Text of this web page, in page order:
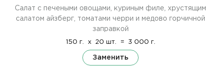
Салат с печеными овощами, куриным филе, хрустящим
салатом айзберг, томатами черри и медово горчичной
заправкой
150 г. x 20 шт. = 3 000 г.
Заменить